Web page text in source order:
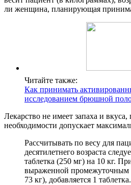
ли женщина, планирующая
Читайте также:
Как принимать
исследованием брюшной
Лекарство не имеет запаха и
необходимости допускает
Рассчитывать по весу для
десятилетнего возраста
таблетка (250 мг) на 10 кг.
выраженной промежуточным
73 кг), добавляется 1 таблетка.